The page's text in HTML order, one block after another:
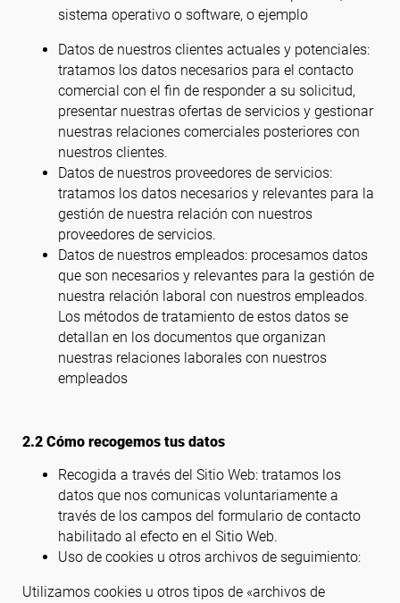
sistema operativo o software, o ejemplo
Datos de nuestros clientes actuales y potenciales:
tratamos los datos necesarios para el contacto
comercial con el fin de responder a su solicitud,
presentar nuestras ofertas de servicios y gestionar
nuestras relaciones comerciales posteriores con
nuestros clientes.
Datos de nuestros proveedores de servicios:
tratamos los datos necesarios y relevantes para la
gestión de nuestra relación con nuestros
proveedores de servicios.
Datos de nuestros empleados: procesamos datos
que son necesarios y relevantes para la gestión de
nuestra relación laboral con nuestros empleados.
Los métodos de tratamiento de estos datos se
detallan en los documentos que organizan
nuestras relaciones laborales con nuestros
empleados
2.2 Cómo recogemos tus datos
Recogida a través del Sitio Web: tratamos los
datos que nos comunicas voluntariamente a
través de los campos del formulario de contacto
habilitado al efecto en el Sitio Web.
Uso de cookies u otros archivos de seguimiento:
Utilizamos cookies u otros tipos de «archivos de